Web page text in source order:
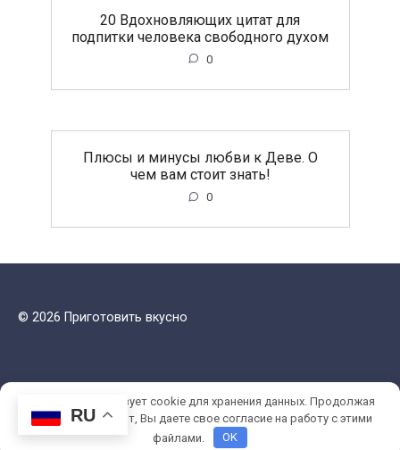
20 Вдохновляющих цитат для
подпитки человека свободного духом
0
Плюсы и минусы любви к Деве. О
чем вам стоит знать!
0
© 2026 Приготовить вкусно
RU
Этот сайт использует cookie для хранения данных. Продолжая
использовать сайт, Вы даете свое согласие на работу с этими
файлами.
OK